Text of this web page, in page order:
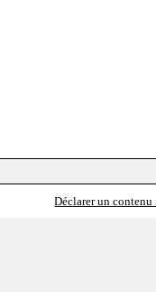
Déclarer un